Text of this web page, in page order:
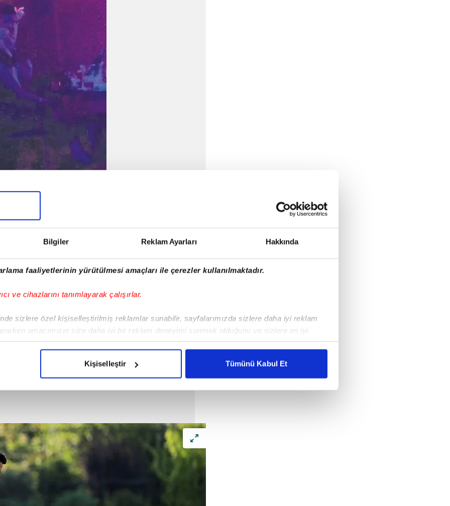
Bilgiler Reklam Ayarları Hakkında
faaliyetlerinin yürütülmesi amaçları ile çerezler kullanılmaktadır.
ve cihazlarını tanımlayarak çalışırlar.
sizlere özel kişiselleştirilmiş reklamlar sunabilir, sayfalarımızda sizlere daha iyi reklam
amacımızın size daha iyi bir reklam deneyimi sunmak olduğunu ve sizlere en iyi
gelen çabayı gösterdiğimizi ve bu noktada, reklamların maliyetlerimizi karşılamak
çerezlere izin vermedikleri takdirde, kullanıcılara hedefli reklamlar gösterilmeyecektir."
çerezler, sitemizin daha işlevsel kılınması ve kişiselleştirilmesi ve sizlere yönelik
amaçlarıyla sınırlı olarak açık rızanız dahilinde kullanılacaktır.
yer alan panel vasıtasıyla belirleyebilirsiniz. Çerezlere ilişkin detaylı bilgi için Ayarlar
Metnimiziziyaret edebilirsiniz.
Kanunu uyarınca hazırlanmış Aydınlatma Metnimizi okumak ve sitemizde ilgili
Kişiselleştir Tümünü Kabul Et
Potuk, önceki akşam da çapkınlık
istenilen performansı veremeyip yedek
1453'teki Çukur adlı mekanda üç güzelle